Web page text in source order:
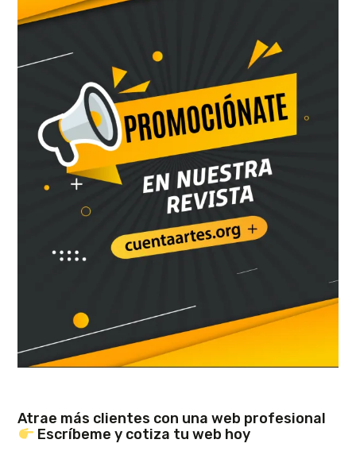
Atrae más clientes con una web profesional
Escríbeme y cotiza tu web hoy